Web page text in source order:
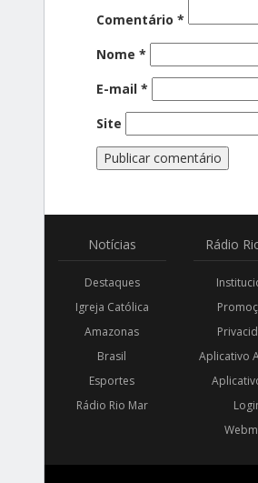
Comentário *
Nome *
E-mail *
Site
Notícias
Destaques
Igreja Católica
Amazonas
Brasil
Esportes
Rádio Rio Mar
Rádio
Aplicativo